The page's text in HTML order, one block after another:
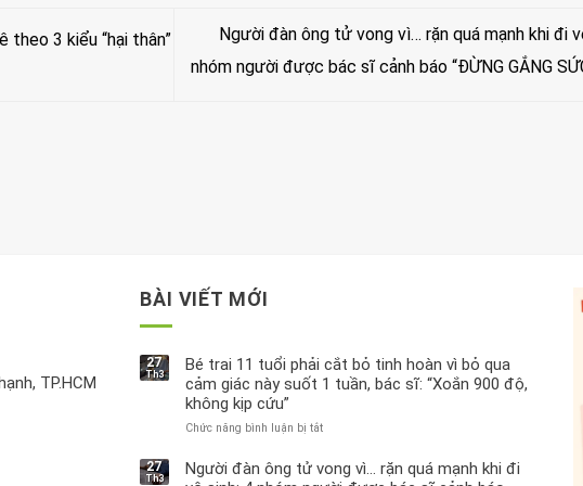
theo 3 kiểu “hại thân”
Người đàn ông tử vong vì… rặn quá mạnh khi đi
nhóm người được bác sĩ cảnh báo “ĐỪNG GẮNG
TP.HCM
BÀI VIẾT MỚI
27
Th3
Bé trai 11 tuổi phải cắt bỏ tinh hoàn vì bỏ qua
cảm giác này suốt 1 tuần, bác sĩ: “Xoắn 900 độ,
không kịp cứu”
Chức năng bình luận bị tắtở
trai
11
27
Th3
Người đàn ông tử vong vì… rặn quá mạnh khi đi